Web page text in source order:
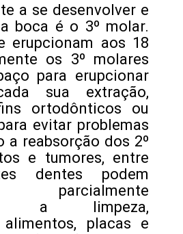
a se desenvolver e
boca é o 3º molar.
erupcionam aos 18
os 3º molares
para erupcionar
sua extração,
ortodônticos ou
evitar problemas
a reabsorção dos 2º
e tumores, entre
dentes podem
parcialmente
a limpeza,
alimentos, placas e